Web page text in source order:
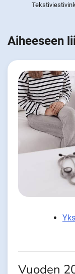
Aiheeseen
Vuoden